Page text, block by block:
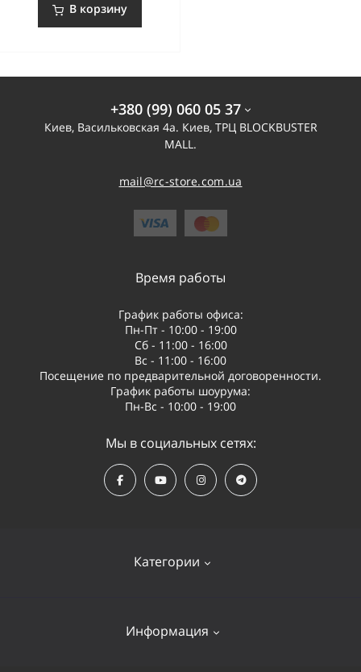
В корзину
+380 (99) 060 05 37
Киев, Васильковская 4а. Киев, ТРЦ BLOCKBUSTER
MALL.
mail@rc-store.com.ua
Категории
Квадрокоптеры
Информация
Время работы
График работы офиса:
Пн-Пт - 10:00 - 19:00
Сб - 11:00 - 16:00
Вс - 11:00 - 16:00
Посещение по предварительной договоренности.
График работы шоурума:
Пн-Вс - 10:00 - 19:00
Мы в социальных сетях: